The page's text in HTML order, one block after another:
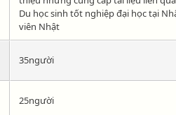
Du học sinh tốt nghiệp đại học tại
viên Nhật
35người
25người